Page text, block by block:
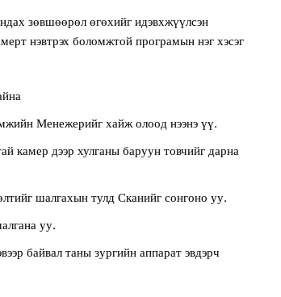
зөвшөөрөл өгөхийг идэвхжүүлсэн
нэвтрэх боломжтой програмын нэг хэсэг
Менежерийг хайж олоод нээнэ үү.
камер дээр хулганы баруун товчийг дарна
шалгахын тулд Сканийг сонгоно уу.
уу.
байвал таны зургийн аппарат эвдэрч